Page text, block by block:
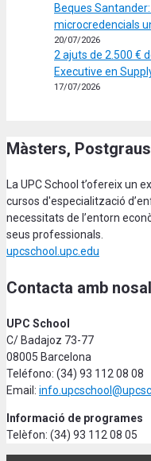
Beques
microcredencials
20/07/2026
2 ajuts de 2.500 €
Executive en
17/07/2026
Màsters,
La UPC School t’ofereix un
cursos d'especialització
necessitats de l’entorn
seus professionals.
upcschool.upc.edu
Contacta amb
UPC School
C/ Badajoz 73-77
08005 Barcelona
Teléfono: (34) 93 112 08 08
Email:
Informació de programes
Telèfon: (34) 93 112 08 05